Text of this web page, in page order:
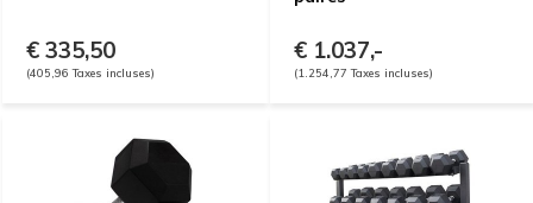
€ 335,50
(405,96 Taxes incluses)
€ 1.037,-
(1.254,77 Taxes incluses)